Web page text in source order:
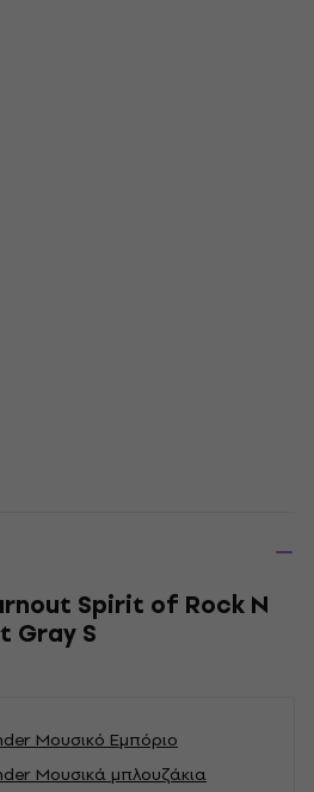
Spirit of Rock N
Gray S
Μουσικό Εμπόριο
Μουσικά μπλουζάκια